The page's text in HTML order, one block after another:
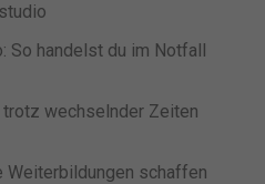
So handelst du im Notfall
wechselnder Zeiten
Weiterbildungen schaffen
oder Publishern
verfolgen.